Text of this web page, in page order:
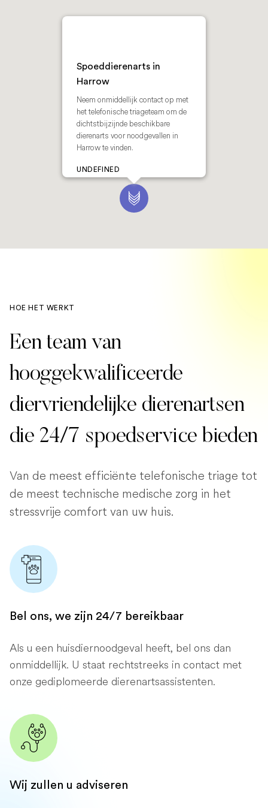
Spoeddierenarts in
Harrow
Neem onmiddellijk contact op met
het telefonische triageteam om de
dichtstbijzijnde beschikbare
dierenarts voor noodgevallen in
Harrow te vinden.
UNDEFINED
HOE HET WERKT
Een team van
hooggekwalificeerde
diervriendelijke dierenartsen
die 24/7 spoedservice bieden
Van de meest efficiënte telefonische triage tot
de meest technische medische zorg in het
stressvrije comfort van uw huis.
Bel ons, we zijn 24/7 bereikbaar
Als u een huisdiernoodgeval heeft, bel ons dan
onmiddellijk. U staat rechtstreeks in contact met
onze gediplomeerde dierenartsassistenten.
Wij zullen u adviseren